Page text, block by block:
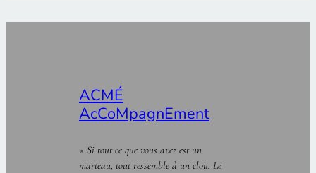
ACMÉ
AcCoMpagnEment
« Si tout ce que vous avez est un
marteau, tout ressemble à un clou. Le